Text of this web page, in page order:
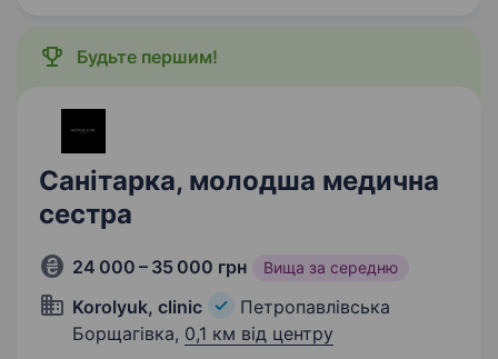
Будьте першим!
Санітарка, молодша медична
сестра
24 000 – 35 000 грн Вища за середню
Korolyuk, clinic
Петропавлівська
Борщагівка, 0,1 км від центру